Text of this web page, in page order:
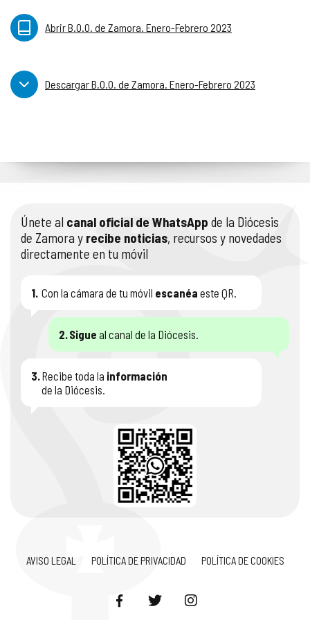
Abrir B.O.O. de Zamora. Enero-Febrero 2023
Descargar B.O.O. de Zamora. Enero-Febrero 2023
Únete al canal oficial de WhatsApp de la Diócesis
de Zamora y recibe noticias, recursos y novedades
directamente en tu móvil
1. Con la cámara de tu móvil escanéa este QR.
2.Sigue al canal de la Diócesis.
3.Recibe toda la información
de la Diócesis.
AVISO LEGAL POLÍTICA DE PRIVACIDAD POLÍTICA DE COOKIES